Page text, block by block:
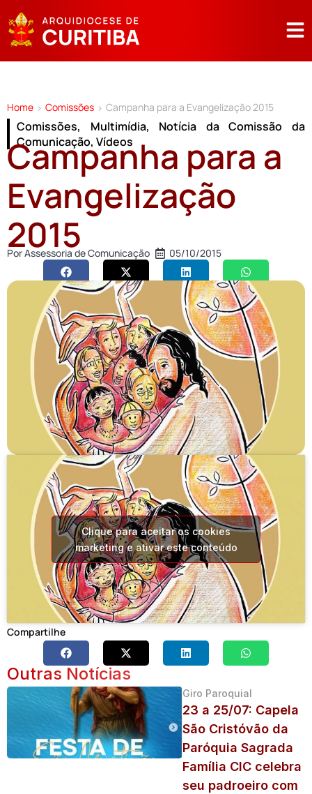
Home > Comissões > Campanha para a Evangelização 2015
Comissões, Multimídia, Notícia da Comissão da
Comunicação, Vídeos
Campanha para a
Evangelização
2015
PorAssessoria de Comunicação 05/10/2015
Clique para aceitar os cookies
marketing e ativar este conteúdo
Compartilhe
Outras Notícias
Giro Paroquial
23 a 25/07: Capela
São Cristóvão da
Paróquia Sagrada
Família CIC celebra
seu padroeiro com